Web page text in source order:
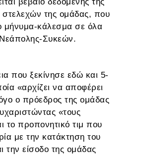
στελεχών της ομάδας, που
μήνυμα-κάλεσμα σε όλα
Συκεών.
που ξεκίνησε εδώ και 5-
«αρχίζει να αποφέρει
ο πρόεδρος της ομάδας
«τους
το προπονητικό τιμ που
με την κατάκτηση του
την είσοδο της ομάδας